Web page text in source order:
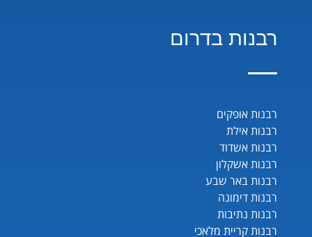
רבנות בדרום
רבנות אופקים
רבנות אילת
רבנות אשדוד
רבנות אשקלון
רבנות באר שבע
רבנות דימונה
רבנות נתיבות
רבנות קריית מלאכי